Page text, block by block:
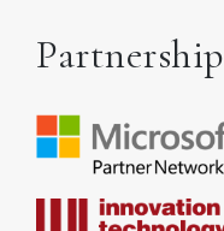
Partnership